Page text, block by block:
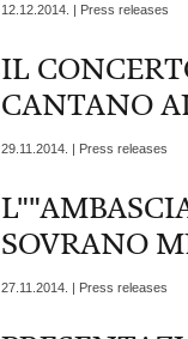
12.12.2014. | Press releases
IL
CANTANO
29.11.2014. | Press releases
SOVRANO
27.11.2014. | Press releases